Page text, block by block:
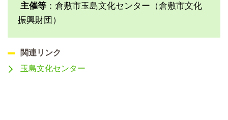
主催等 ：倉敷市玉島文化センター（倉敷市文化
振興財団）
関連リンク
玉島文化センター